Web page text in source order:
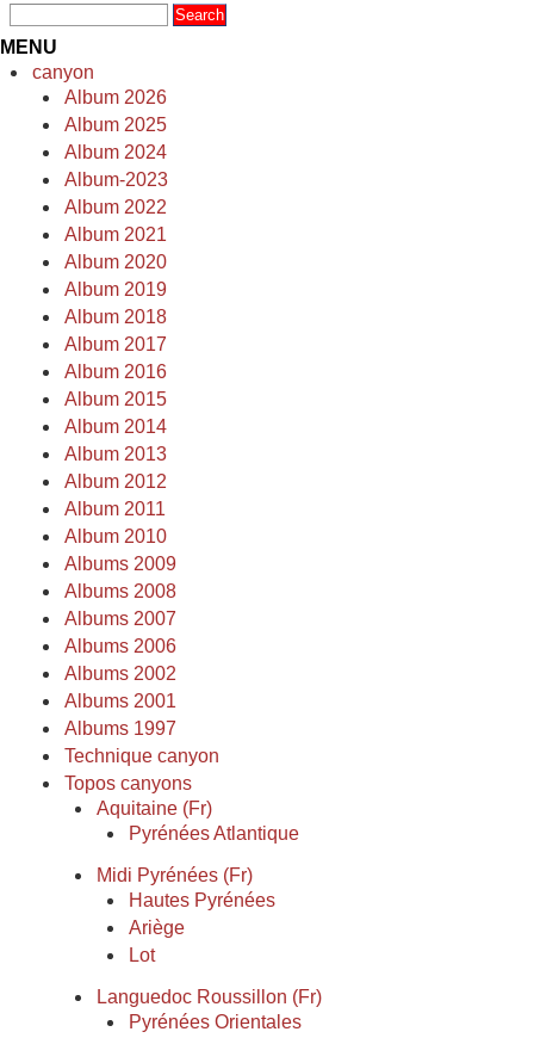
MENU
canyon
Album 2026
Album 2025
Album 2024
Album-2023
Album 2022
Album 2021
Album 2020
Album 2019
Album 2018
Album 2017
Album 2016
Album 2015
Album 2014
Album 2013
Album 2012
Album 2011
Album 2010
Albums 2009
Albums 2008
Albums 2007
Albums 2006
Albums 2002
Albums 2001
Albums 1997
Technique canyon
Topos canyons
Aquitaine (Fr)
Pyrénées Atlantique
Midi Pyrénées (Fr)
Hautes Pyrénées
Ariège
Lot
Languedoc Roussillon (Fr)
Pyrénées Orientales